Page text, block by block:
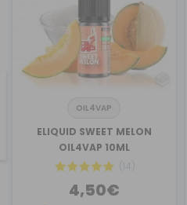
OIL4VAP
ELIQUID SWEET MELON
OIL4VAP 10ML
(14)
4,50€